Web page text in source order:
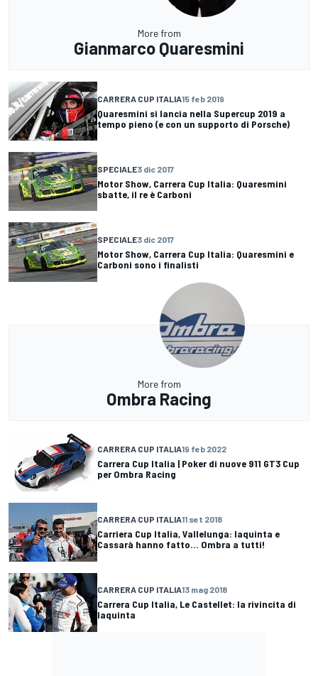
More from
Gianmarco Quaresmini
CARRERA CUP ITALIA15 feb 2019
Quaresmini si lancia nella Supercup 2019 a
tempo pieno (e con un supporto di Porsche)
SPECIALE3 dic 2017
Motor Show, Carrera Cup Italia: Quaresmini
sbatte, il re è Carboni
SPECIALE3 dic 2017
Motor Show, Carrera Cup Italia: Quaresmini e
Carboni sono i finalisti
More from
Ombra Racing
CARRERA CUP ITALIA19 feb 2022
Carrera Cup Italia | Poker di nuove 911 GT3 Cup
per Ombra Racing
CARRERA CUP ITALIA11 set 2018
Carriera Cup Italia, Vallelunga: Iaquinta e
Cassarà hanno fatto... Ombra a tutti!
CARRERA CUP ITALIA13 mag 2018
Carrera Cup Italia, Le Castellet: la rivincita di
Iaquinta